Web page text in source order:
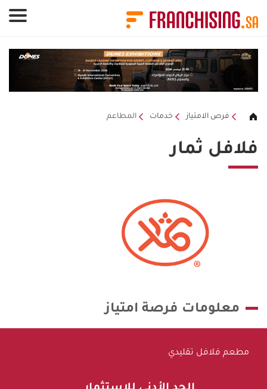
فرص الامتياز خدمات المطاعم
فلافل ثمار
معلومات فرصة امتياز
مطعم فلافل تقليدي
لوحة إدارة ملفات تعريف الارتباط